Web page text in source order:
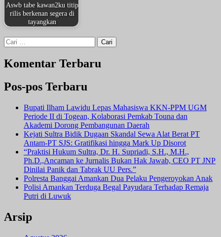
Aswb tabe kawan2ku titip
rilis berkenan segera di
tayangkan
Cari
untuk:
Komentar Terbaru
Pos-pos Terbaru
Bupati Ilham Lawidu Lepas Mahasiswa KKN-PPM UGM
Periode II di Togean, Kolaborasi Pemkab Touna dan
Akademi Dorong Pembangunan Daerah
Kejati Sultra Bidik Dugaan Skandal Sewa Alat Berat PT
Antam-PT SJS: Gratifikasi hingga Mark Up Disorot
“Praktisi Hukum Sultra, Dr. H. Supriadi, S.H., M.H.,
Ph.D.,Ancaman ke Jurnalis Bukan Hak Jawab, CEO PT JNP
Dinilai Panik dan Tabrak UU Pers.”
Polresta Banggai Amankan Dua Pelaku Pengeroyokan Anak
Polisi Amankan Terduga Begal Payudara Terhadap Remaja
Putri di Luwuk
Arsip